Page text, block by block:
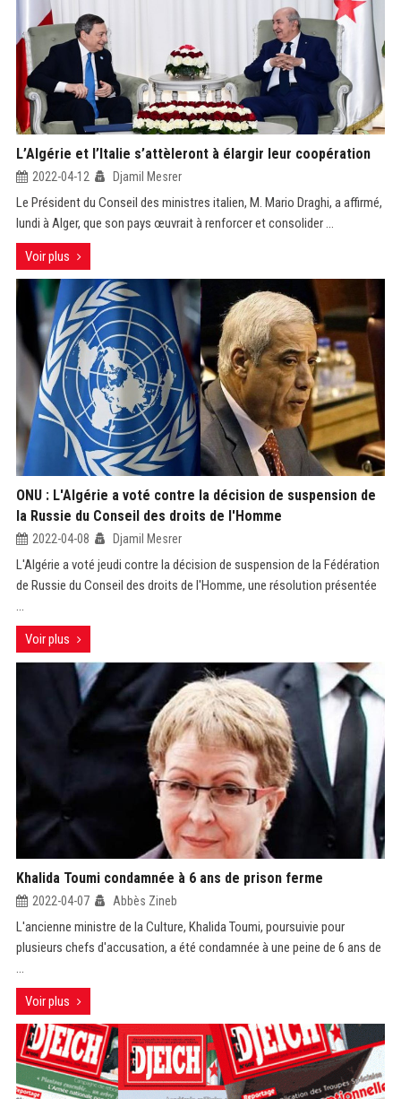
L’Algérie et l’Italie s’attèleront à élargir leur coopération
2022-04-12 Djamil Mesrer
Le Président du Conseil des ministres italien, M. Mario Draghi, a affirmé,
lundi à Alger, que son pays œuvrait à renforcer et consolider ...
Voir plus
ONU : L'Algérie a voté contre la décision de suspension de
la Russie du Conseil des droits de l'Homme
2022-04-08 Djamil Mesrer
L'Algérie a voté jeudi contre la décision de suspension de la Fédération
de Russie du Conseil des droits de l'Homme, une résolution présentée
...
Voir plus
Khalida Toumi condamnée à 6 ans de prison ferme
2022-04-07 Abbès Zineb
L'ancienne ministre de la Culture, Khalida Toumi, poursuivie pour
plusieurs chefs d'accusation, a été condamnée à une peine de 6 ans de
...
Voir plus